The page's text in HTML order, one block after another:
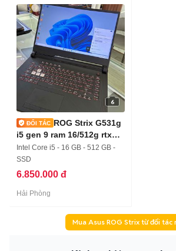
6
ROG Strix G531g
i5 gen 9 ram 16/512g rtx
1650
Intel Core i5 - 16 GB - 512 GB -
SSD
6.850.000 đ
Hải Phòng
Mua Asus ROG Strix từ đối tác